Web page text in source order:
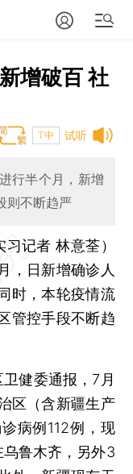
增破百 社
试听
T中
行半个月，新增
则不断趋严
记者 林意荃）
，日新增确诊人
时，本轮疫情流
管控手段不断趋
健委通报，7月
区（含新疆生产
病例112例，现
鲁木齐，另外3